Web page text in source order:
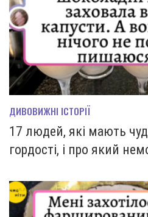
ДИВОВИЖНІ ІСТОРІЇ
17 людей, які мають
гордості, і про який